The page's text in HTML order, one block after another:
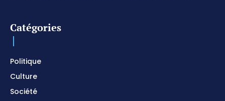
Catégories
Politique
Culture
Société